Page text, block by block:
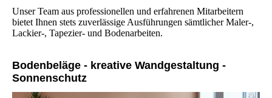
Unser Team aus professionellen und erfahrenen Mitarbeitern
bietet Ihnen stets zuverlässige Ausführungen sämtlicher Maler-,
Lackier-, Tapezier- und Bodenarbeiten.
Bodenbeläge - kreative Wandgestaltung -
Sonnenschutz